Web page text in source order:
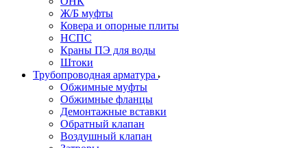
Ж/Б муфты
Ковера и опорные плиты
НСПС
Краны ПЭ для воды
Штоки
Трубопроводная арматура
Обжимные муфты
Обжимные фланцы
Демонтажные вставки
Обратный клапан
Воздушный клапан